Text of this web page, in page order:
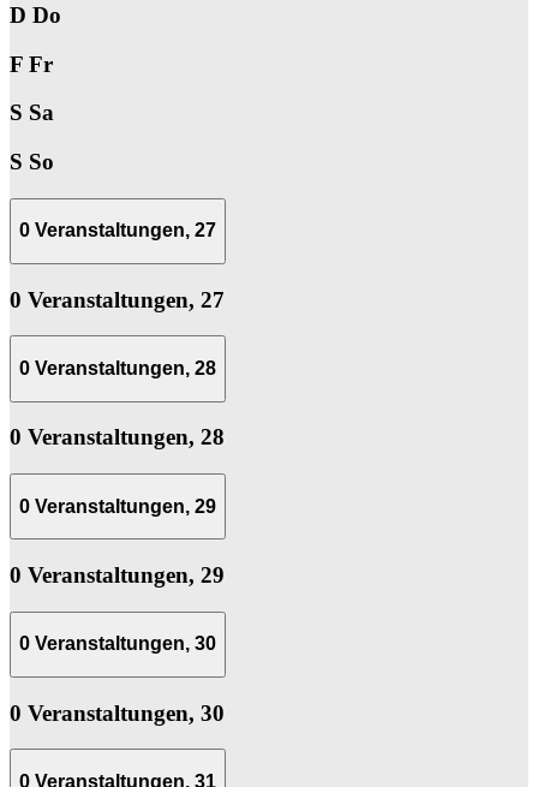
D Do
F Fr
S Sa
S So
0 Veranstaltungen, 27
0 Veranstaltungen, 27
0 Veranstaltungen, 28
0 Veranstaltungen, 28
0 Veranstaltungen, 29
0 Veranstaltungen, 29
0 Veranstaltungen, 30
0 Veranstaltungen, 30
0 Veranstaltungen, 31